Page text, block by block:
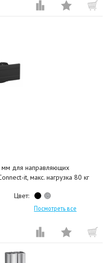
для направляющих
it, макс. нагрузка 80 кг
Цвет:
Посмотреть все